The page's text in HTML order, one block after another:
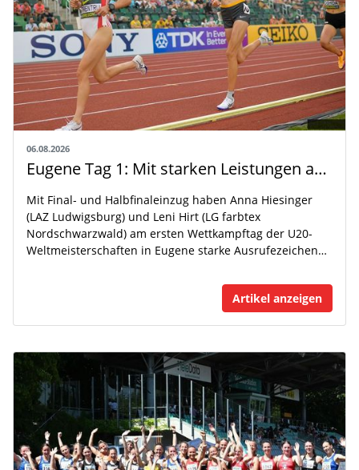
06.08.2026
Eugene Tag 1: Mit starken Leistungen auf der WM-Bühne
Mit Final- und Halbfinaleinzug haben Anna Hiesinger
(LAZ Ludwigsburg) und Leni Hirt (LG farbtex
Nordschwarzwald) am ersten Wettkampftag der U20-
Weltmeisterschaften in Eugene starke Ausrufezeichen…
Artikel anzeigen